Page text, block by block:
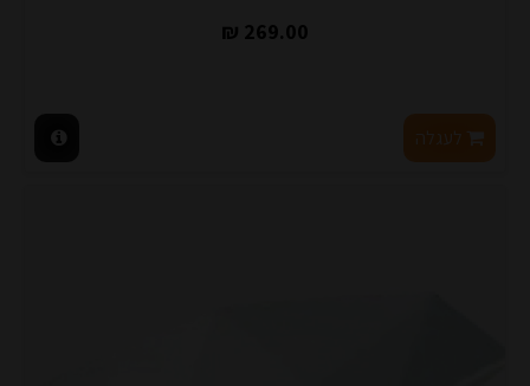
269.00 ₪
לעגלה